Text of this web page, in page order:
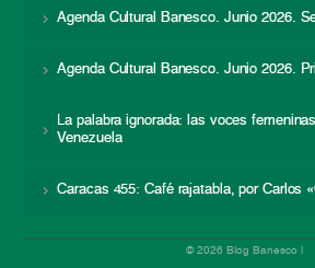
Agenda Cultural Banesco. Junio 2026.
Agenda Cultural Banesco. Junio 2026.
La palabra ignorada: las voces
Venezuela
Caracas 455: Café rajatabla, por Carlos
© 2026 Blog Banesco |